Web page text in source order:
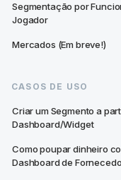
Segmentação por
Jogador
Mercados (Em breve!)
CASOS DE USO
Criar um Segmento a
Dashboard/Widget
Como poupar dinheiro
Dashboard de
Para criar um gatilho
replique o abaixo: